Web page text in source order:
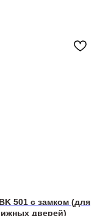
501 с замком (для
дверей)